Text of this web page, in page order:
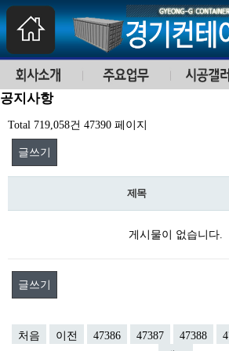
공지사항
Total 719,058건 47390 페이지
글쓰기
제목
게시물이 없습니다.
글쓰기
처음 이전 47386 47387 47388